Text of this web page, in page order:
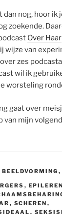
dan nog, hoor ik
zoekende.
Over Haar
wijze van
zes
wil ik
worsteling
gaat over
van mijn
,
, EPILEREN
, SCHEREN ,
,